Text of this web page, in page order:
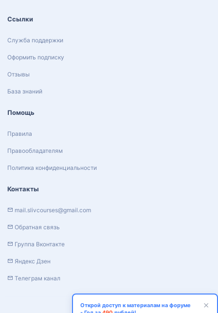
Ссылки
Служба поддержки
Оформить подписку
Отзывы
База знаний
Помощь
Правила
Правообладателям
Политика конфиденциальности
Контакты
mail.slivcourses@gmail.com
Обратная связь
Группа Вконтакте
Яндекс Дзен
Телеграм канал
Открой доступ к материалам на форуме